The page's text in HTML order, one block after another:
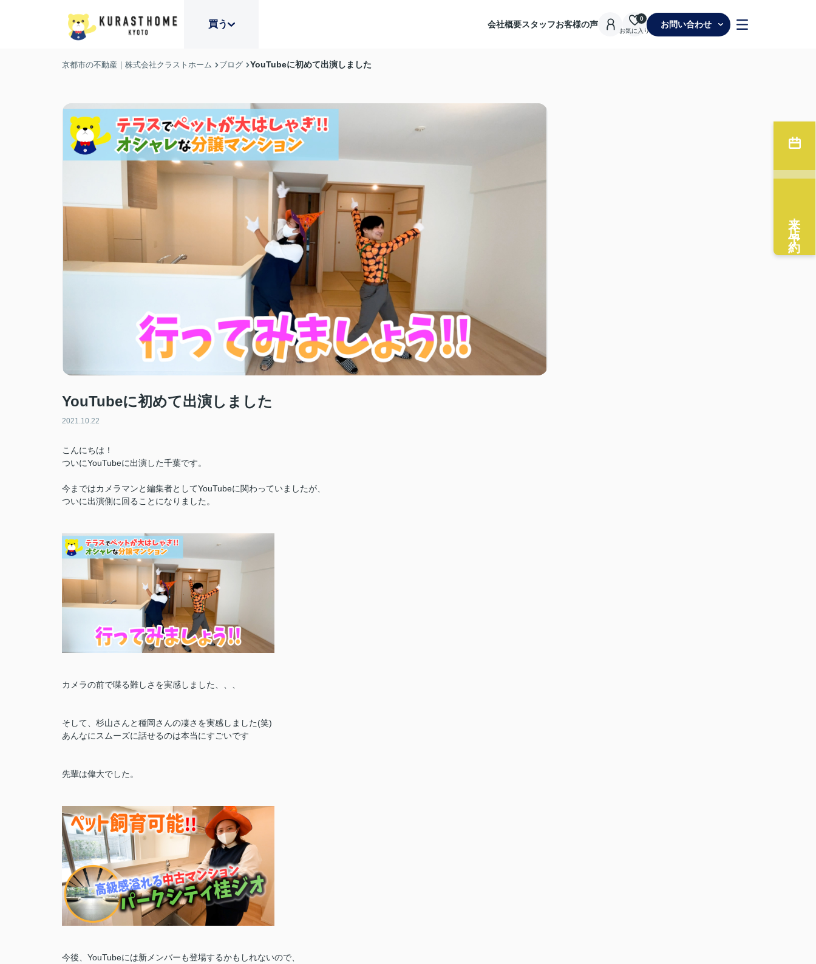
買う 会社概要スタッフお客様の声
お気に入り
0
お問い合わせ
京都市の不動産｜株式会社クラストホーム ブログ YouTubeに初めて出演しました
YouTubeに初めて出演しました
2021.10.22
こんにちは！
ついにYouTubeに出演した千葉です。
今まではカメラマンと編集者としてYouTubeに関わっていましたが、
ついに出演側に回ることになりました。
カメラの前で喋る難しさを実感しました、、、
そして、杉山さんと種岡さんの凄さを実感しました(笑)
あんなにスムーズに話せるのは本当にすごいです
先輩は偉大でした。
今後、YouTubeには新メンバーも登場するかもしれないので、
来店予約